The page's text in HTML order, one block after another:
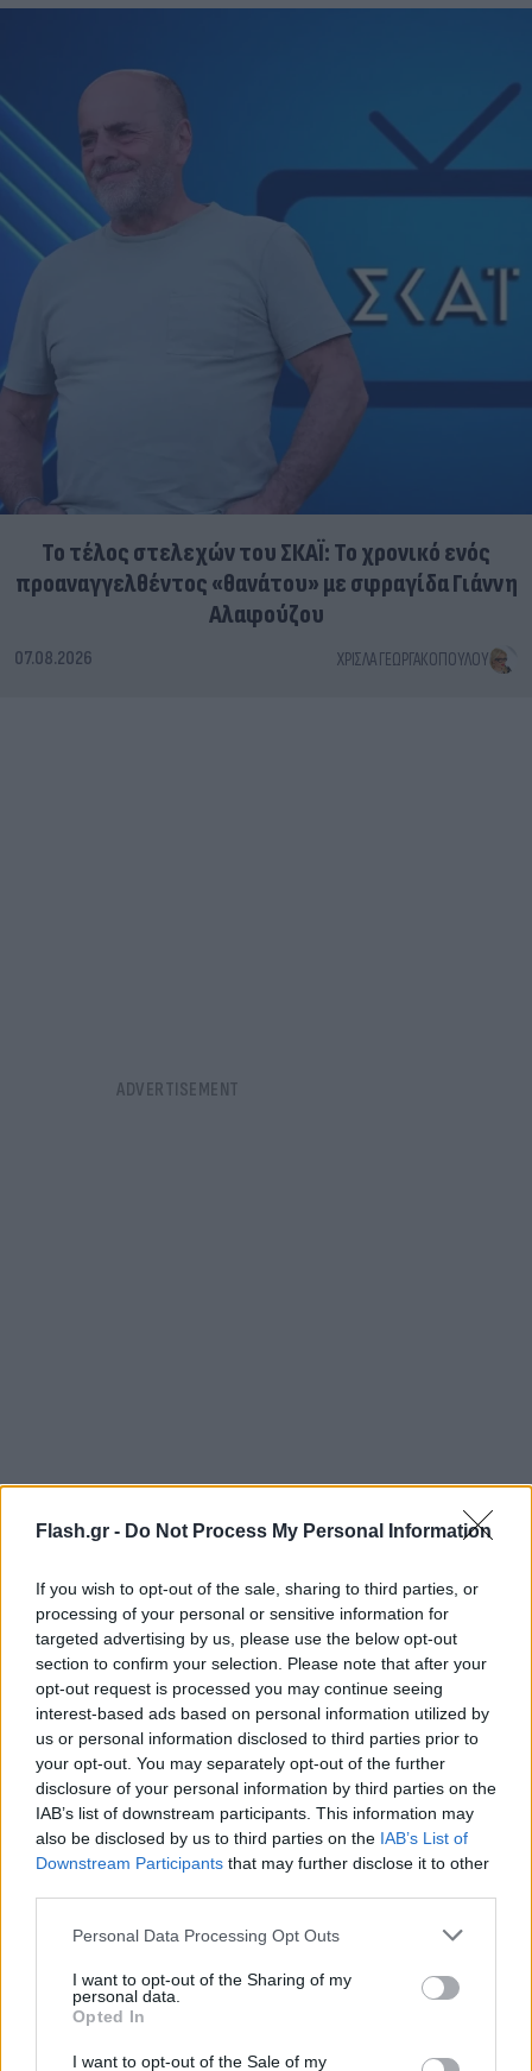
Flash.gr - Do Not Process My Personal Information
If you wish to opt-out of the sale, sharing to third parties, or
processing of your personal or sensitive information for
targeted advertising by us, please use the below opt-out
section to confirm your selection. Please note that after your
opt-out request is processed you may continue seeing
interest-based ads based on personal information utilized by
us or personal information disclosed to third parties prior to
your opt-out. You may separately opt-out of the further
disclosure of your personal information by third parties on the
IAB’s list of downstream participants. This information may
also be disclosed by us to third parties on the IAB’s List of
Downstream Participants that may further disclose it to other
Please note that this website/app uses one or more Google
not limited to your visit or usage behaviour. You may click to
grant or deny consent to Google and its third-party tags to
use your data for below specified purposes in below Google
consent section.
Personal Data Processing Opt Outs
I want to opt-out of the Sharing of my
personal data.
Opted In
I want to opt-out of the Sale of my
Το τέλος στελεχών του ΣΚΑΪ: Το χρονικό ενός
προαναγγελθέντος «θανάτου» με σφραγίδα Γιάννη
Αλαφούζου
07.08.2026 ΧΡΊΣΛΑ ΓΕΩΡΓΑΚΟΠΟΎΛΟΥ